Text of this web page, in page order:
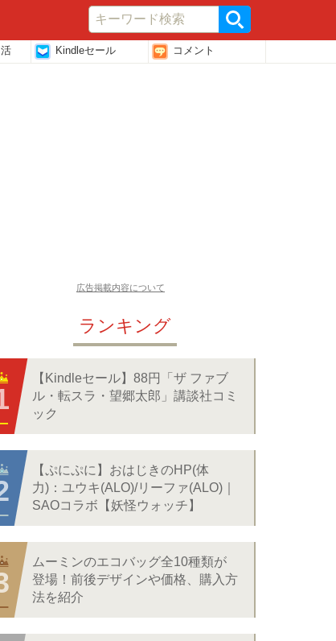
Kindleセール コメント
広告掲載内容について
ランキング
【Kindleセール】88円「ザ ファブ
ル・転スラ・望郷太郎」講談社コミ
ック
【ぷにぷに】おはじきのHP(体
力)：ユウキ(ALO)/リーファ(ALO)｜
SAOコラボ【妖怪ウォッチ】
ムーミンのエコバッグ全10種類が
登場！前後デザインや価格、購入方
法を紹介